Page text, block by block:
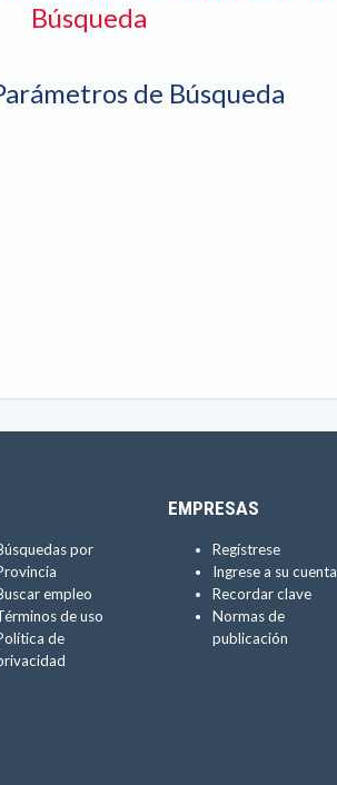
Búsqueda
de Búsqueda
por
empleo
de uso
de
EMPRESAS
Regístrese
Ingrese a su cuenta
Recordar clave
Normas de
publicación